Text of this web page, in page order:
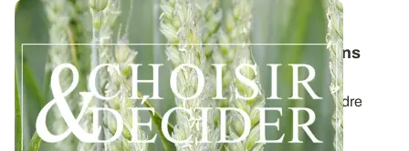
SUD-OUEST
Blé tendre : téléchargez nos préconisations
pour les semis 2026
Retrouvez les préconisations 2026/2027 en blé tendre
avec le guide régional Choisir et...